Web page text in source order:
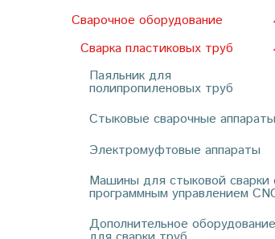
Сварочное оборудование
Сварка пластиковых труб
Паяльник для
полипропиленовых труб
Стыковые сварочные аппараты
Электромуфтовые аппараты
Машины для стыковой сварки
программным управлением
Дополнительное оборудование